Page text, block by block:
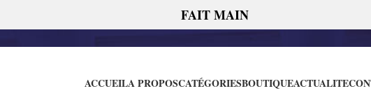
FAIT MAIN
ACCUEILA PROPOSCATÉGORIESBOUTIQUEACTUALITE